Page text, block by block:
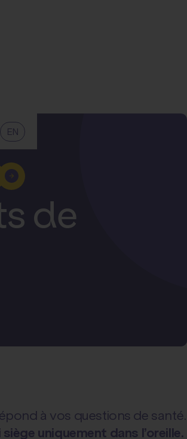
EN
de
à vos questions de santé.
uniquement dans l’oreille.